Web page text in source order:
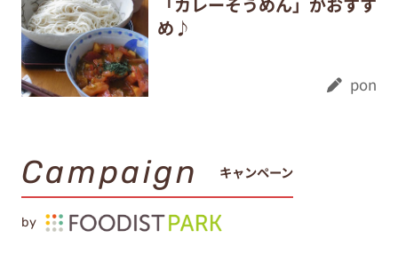
め♪
pon
Campaign キャンペーン
by